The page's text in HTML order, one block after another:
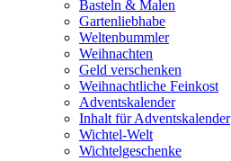
Basteln & Malen
Gartenliebhabe
Weltenbummler
Weihnachten
Geld verschenken
Weihnachtliche Feinkost
Adventskalender
Inhalt für Adventskalender
Wichtel-Welt
Wichtelgeschenke